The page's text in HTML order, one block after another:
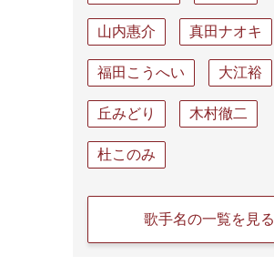
山内惠介 真田ナオキ
福田こうへい 大江裕
丘みどり 木村徹二
杜このみ
歌手名の一覧を見る